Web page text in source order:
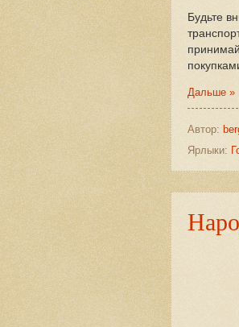
Будьте
Дальше »
Автор:
Ярлыки: